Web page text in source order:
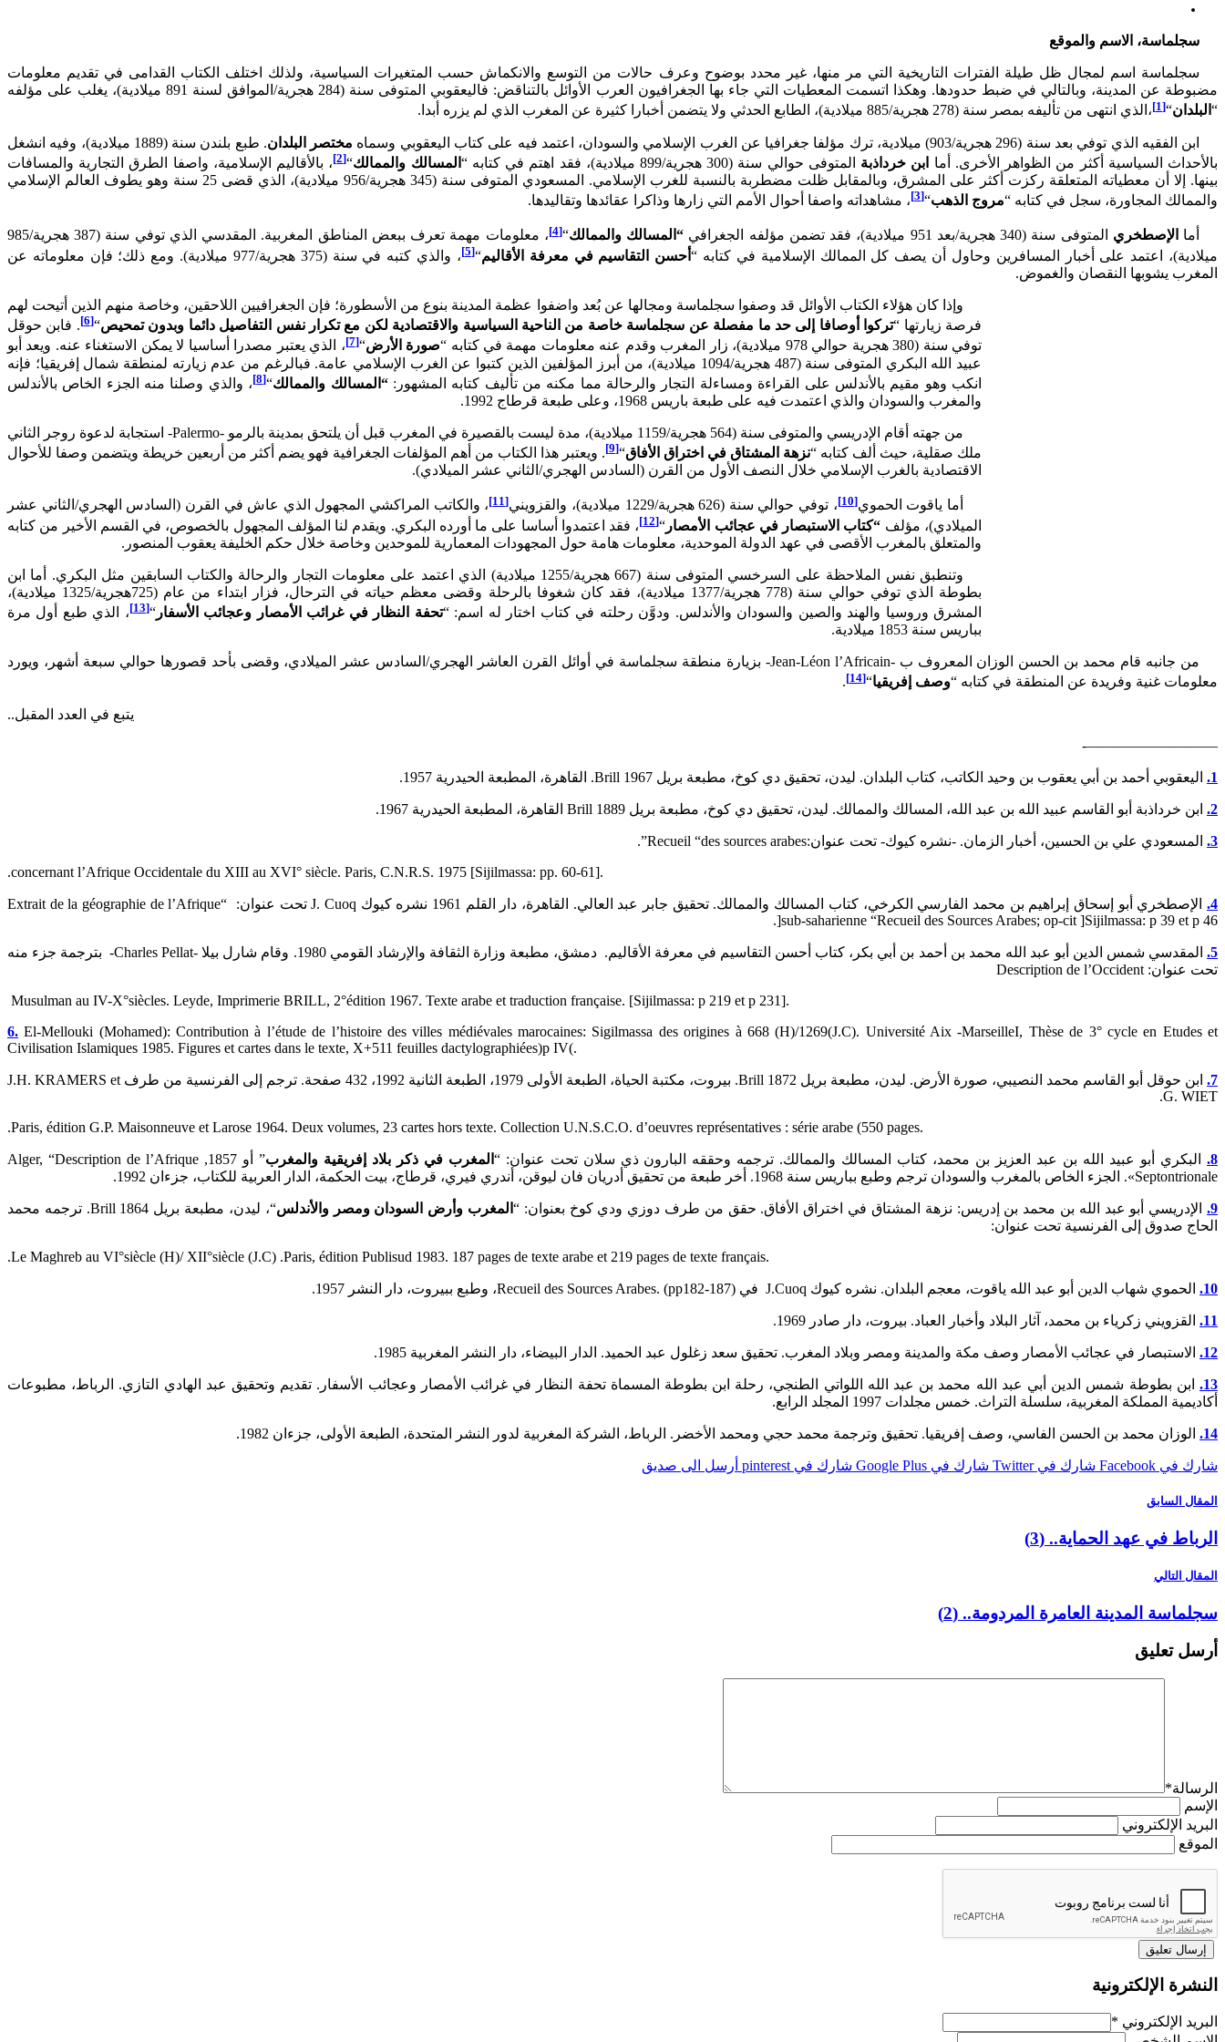
سجلماسة، الاسم و الموقع
سجلماسة اسم لمجال ظل طيلة الفترات التاريخية التي مر منها، غير محدد بوضوح وعرف حالات من التوسع والانكماش حسب المتغيرات السياسية، ولذلك اختلف الكتاب القدامى في تقديم معلومات
مضبوطة عن المدينة، وبالتالي في ضبط حدودها. وهكذا اتسمت المعطيات التي جاء بها الجغرافيون العرب الأوائل بالتناقض: فاليعقوبي المتوفى سنة (284 هجرية/الموافق لسنة 891 ميلادية)، يغلب على مؤلفه
“ البلدان“
[1] ،الذي انتهى من تأليفه بمصر سنة (278 هجرية/885 ميلادية)، الطابع الحدثي ولا يتضمن أخبارا كثيرة عن المغرب الذي لم يزره أبدا.
ابن الفقيه الذي توفي بعد سنة (296 هجرية/903) ميلادية، ترك مؤلفا جغرافيا عن الغرب الإسلامي والسودان، اعتمد فيه على كتاب اليعقوبي وسماه مختصر البلدان
. طبع بلندن سنة (1889 ميلادية)، وفيه انشغل
بالأحداث السياسية أكثر من الظواهر الأخرى. أما
ابن خرداذبة المتوفى حوالي سنة (300 هجرية/899 ميلادية)، فقد اهتم في كتابه “ المسالك والممالك“
[2]
، بالأقاليم الإسلامية، واصفا الطرق التجارية والمسافات
بينها. إلا أن معطياته المتعلقة ركزت أكثر على المشرق، وبالمقابل ظلت مضطربة بالنسبة للغرب الإسلامي. المسعودي المتوفى سنة (345 هجرية/956 ميلادية)، الذي قضى 25 سنة وهو يطوف العالم الإسلامي
والممالك المجاورة، سجل في كتابه “مروج الذهب“
[3] ، مشاهداته واصفا أحوال الأمم التي زارها وذاكرا عقائدها وتقاليدها.
أما الإصطخري المتوفى سنة (340 هجرية/بعد 951 ميلادية)، فقد تضمن مؤلفه الجغرافي “المسالك والممالك“
[4]
، معلومات مهمة تعرف ببعض المناطق المغربية. المقدسي الذي توفي سنة (387 هجرية/985
ميلادية)، اعتمد على أخبار المسافرين وحاول أن يصف كل الممالك الإسلامية في كتابه “أحسن التقاسيم في معرفة الأقاليم“
[5]
، والذي كتبه في سنة (375 هجرية/977 ميلادية). ومع ذلك؛ فإن معلوماته عن
المغرب يشوبها النقصان والغموض.
وإذا كان هؤلاء الكتاب الأوائل قد وصفوا سجلماسة ومجالها عن بُعد واضفوا عظمة المدينة بنوع من الأسطورة؛ فإن الجغرافيين اللاحقين، وخاصة منهم الذين أتيحت لهم
فرصة زيارتها “تركوا أوصافا إلى حد ما مفصلة عن سجلماسة خاصة من الناحية السياسية والاقتصادية لكن مع تكرار نفس التفاصيل دائما وبدون تمحيص“
[6]
. فابن حوقل
توفي سنة (380 هجرية حوالي 978 ميلادية)، زار المغرب وقدم عنه معلومات مهمة في كتابه “
صورة الأرض“
[7]
، الذي يعتبر مصدرا أساسيا لا يمكن الاستغناء عنه. ويعد أبو
عبيد الله البكري المتوفى سنة (487 هجرية/1094 ميلادية)، من أبرز المؤلفين الذين كتبوا عن الغرب الإسلامي عامة. فبالرغم من عدم زيارته لمنطقة شمال إفريقيا؛ فإنه
انكب وهو مقيم بالأندلس على القراءة ومساءلة التجار والرحالة مما مكنه من تأليف كتابه المشهور:“المسالك والممالك“
[8]
، والذي وصلنا منه الجزء الخاص بالأندلس
والمغرب والسودان والذي اعتمدت فيه على طبعة باريس 1968، وعلى طبعة قرطاج 1992.
من جهته أقام الإدريسي والمتوفى سنة (564 هجرية/1159 ميلادية)، مدة ليست بالقصيرة في المغرب قبل أن يلتحق بمدينة بالرمو -Palermo- استجابة لدعوة روجر الثاني
ملك صقلية، حيث ألف كتابه “نزهة المشتاق في اختراق الأفاق“
[9]
. ويعتبر هذا الكتاب من أهم المؤلفات الجغرافية فهو يضم أكثر من أربعين خريطة ويتضمن وصفا للأحوال
الاقتصادية بالغرب الإسلامي خلال النصف الأول من القرن (السادس الهجري/الثاني عشر الميلادي).
أما ياقوت الحموي[10] ، توفي حوالي سنة (626 هجرية/1229 ميلادية)، والقزويني [11]
، والكاتب المراكشي المجهول الذي عاش في القرن (السادس الهجري/الثاني عشر
الميلادي)، مؤلف “كتاب الاستبصار في عجائب الأمصار “
[12]
، فقد اعتمدوا أساسا على ما أورده البكري. ويقدم لنا المؤلف المجهول بالخصوص، في القسم الأخير من كتابه
والمتعلق بالمغرب الأقصى في عهد الدولة الموحدية، معلومات هامة حول المجهودات المعمارية للموحدين وخاصة خلال حكم الخليفة يعقوب المنصور.
وتنطبق نفس الملاحظة على السرخسي المتوفى سنة (667 هجرية/1255 ميلادية) الذي اعتمد على معلومات التجار والرحالة والكتاب السابقين مثل البكري. أما ابن
بطوطة الذي توفي حوالي سنة (778 هجرية/1377 ميلادية)، فقد كان شغوفا بالرحلة وقضى معظم حياته في الترحال، فزار ابتداء من عام (725هجرية/1325 ميلادية)،
المشرق وروسيا والهند والصين والسودان والأندلس. ودوَّن رحلته في كتاب اختار له اسم: “تحفة النظار في غرائب الأمصار وعجائب الأسفار“
[13]
، الذي طبع أول مرة
بباريس سنة 1853 ميلادية.
من جانبه قام محمد بن الحسن الوزان المعروف ب -Jean-Léon l’Africain- بزيارة منطقة سجلماسة في أوائل القرن العاشر الهجري/السادس عشر الميلادي، وقضى بأحد قصورها حوالي سبعة أشهر، ويورد
معلومات غنية وفريدة عن المنطقة في كتابه “وصف إفريقيا“
[14]
.
يتبع في العدد المقبل..
—————————-
1. اليعقوبي أحمد بن أبي يعقوب بن وحيد الكاتب، كتاب البلدان. ليدن، تحقيق دي كوخ، مطبعة بريل Brill 1967. القاهرة، المطبعة الحيدرية 1957.
2. ابن خرداذبة أبو القاسم عبيد الله بن عبد الله، المسالك والممالك. ليدن، تحقيق دي كوخ، مطبعة بريل Brill 1889 القاهرة، المطبعة الحيدرية 1967.
3.
المسعودي علي بن الحسين، أخبار الزمان. -نشره كيوك- تحت عنوان:Recueil “des sources arabes”.
.concernant l’Afrique Occidentale du XIII au XVI° siècle. Paris, C.N.R.S. 1975 [Sijilmassa: pp. 60-61].
4.
الإصطخري أبو إسحاق إبراهيم بن محمد الفارسي الكرخي، كتاب المسالك والممالك. تحقيق جابر عبد العالي. القاهرة، دار القلم 1961 نشره كيوك J. Cuoq تحت عنوان: “Extrait de la géographie de l’Afrique
sub-saharienne “Recueil des Sources Arabes; op-cit ]Sijilmassa: p 39 et p 46[.
5.
المقدسي شمس الدين أبو عبد الله محمد بن أحمد بن أبي بكر، كتاب أحسن التقاسيم في معرفة الأقاليم. دمشق، مطبعة وزارة الثقافة والإرشاد القومي 1980. وقام شارل بيلا -Charles Pellat- بترجمة جزء منه
تحت عنوان: Description de l’Occident
Musulman au IV-X°siècles. Leyde, Imprimerie BRILL, 2°édition 1967. Texte arabe et traduction française. [Sijilmassa: p 219 et p 231].
6. El-Mellouki (Mohamed): Contribution à l’étude de l’histoire des villes médiévales marocaines: Sigilmassa des origines à 668 (H)/1269(J.C). Université Aix -MarseilleI, Thèse de 3° cycle en Etudes et
Civilisation Islamiques 1985. Figures et cartes dans le texte, X+511 feuilles dactylographiées)p IV(.
7.
ابن حوقل أبو القاسم محمد النصيبي، صورة الأرض. ليدن، مطبعة بريل Brill 1872. بيروت، مكتبة الحياة، الطبعة الأولى 1979، الطبعة الثانية 1992، 432 صفحة. ترجم إلى الفرنسية من طرف J.H. KRAMERS et
G. WIET.
.Paris, édition G.P. Maisonneuve et Larose 1964. Deux volumes, 23 cartes hors texte. Collection U.N.S.C.O. d’oeuvres représentatives : série arabe (550 pages.
8. البكري أبو عبيد الله بن عبد العزيز بن محمد، كتاب المسالك والممالك. ترجمه وحققه البارون ذي سلان تحت عنوان: “ المغرب في ذكر بلاد إفريقية والمغرب
” أو 1857, Alger, “Description de l’Afrique
Septontrionale». الجزء الخاص بالمغرب والسودان ترجم وطبع بباريس سنة 1968. أخر طبعة من تحقيق أدريان فان ليوقن، أندري فيري، قرطاج، بيت الحكمة، الدار العربية للكتاب، جزءان 1992.
9. الإدريسي أبو عبد الله بن محمد بن إدريس: نزهة المشتاق في اختراق الأفاق. حقق من طرف دوزي ودي كوخ بعنوان: “ المغرب وأرض السودان ومصر والأندلس
“، ليدن، مطبعة بريل Brill 1864. ترجمه محمد
الحاج صدوق إلى الفرنسية تحت عنوان:
.Le Maghreb au VI°siècle (H)/ XII°siècle (J.C) .Paris, édition Publisud 1983. 187 pages de texte arabe et 219 pages de texte français.
10. الحموي شهاب الدين أبو عبد الله ياقوت، معجم البلدان. نشره كيوك J.Cuoq في Recueil des Sources Arabes. (pp182-187)، وطبع ببيروت، دار النشر 1957.
11. القزويني زكرياء بن محمد، آثار البلاد وأخبار العباد. بيروت، دار صادر 1969.
12. الاستبصار في عجائب الأمصار وصف مكة والمدينة ومصر وبلاد المغرب. تحقيق سعد زغلول عبد الحميد. الدار البيضاء، دار النشر المغربية 1985.
13.
ابن بطوطة شمس الدين أبي عبد الله محمد بن عبد الله اللواتي الطنجي، رحلة ابن بطوطة المسماة تحفة النظار في غرائب الأمصار وعجائب الأسفار. تقديم وتحقيق عبد الهادي التازي. الرباط، مطبوعات
أكاديمية المملكة المغربية، سلسلة التراث. خمس مجلدات 1997 المجلد الرابع.
14. الوزان محمد بن الحسن الفاسي، وصف إفريقيا. تحقيق وترجمة محمد حجي ومحمد الأخضر. الرباط، الشركة المغربية لدور النشر المتحدة، الطبعة الأولى، جزءان 1982.
شارك في Facebook شارك في Twitter شارك في Google Plus شارك في pinterest أرسل الى صديق
المقال السابق
الرباط في عهد الحماية.. (3)
المقال التالي
سجلماسة المدينة العامرة المردومة.. (2)
أرسل تعليق
الرسالة*
الإسم
البريد الإلكتروني
الموقع
النشرة الإلكترونية
البريد الإلكتروني *